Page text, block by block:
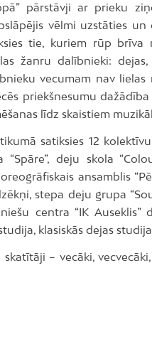
pārstāvji ar prieku
vēlmi uzstāties un
tie, kuriem rūp brīva
žanru dalībnieki:
vecumam nav
priekšnesumu
līdz skaistiem
satiksies 12
“Spāre”, deju skola
ansamblis
stepa deju grupa
centra “IK Auseklis”
klasiskās dejas studija
– vecāki,